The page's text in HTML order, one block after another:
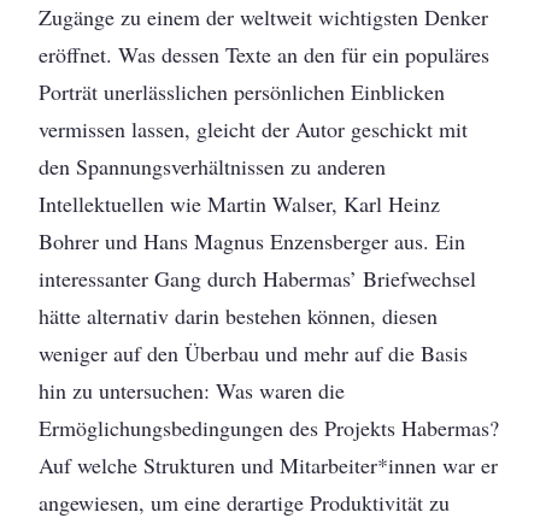
Zugänge zu einem der weltweit wichtigsten Denker
eröffnet. Was dessen Texte an den für ein populäres
Porträt unerlässlichen persönlichen Einblicken
vermissen lassen, gleicht der Autor geschickt mit
den Spannungsverhältnissen zu anderen
Intellektuellen wie Martin Walser, Karl Heinz
Bohrer und Hans Magnus Enzensberger aus. Ein
interessanter Gang durch Habermas’ Briefwechsel
hätte alternativ darin bestehen können, diesen
weniger auf den Überbau und mehr auf die Basis
hin zu untersuchen: Was waren die
Ermöglichungsbedingungen des Projekts Habermas?
Auf welche Strukturen und Mitarbeiter*innen war er
angewiesen, um eine derartige Produktivität zu